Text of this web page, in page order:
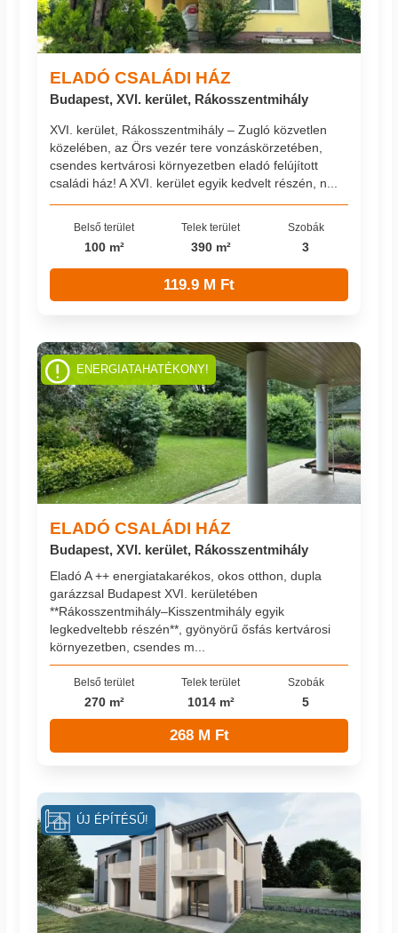
ELADÓ CSALÁDI HÁZ
Budapest, XVI. kerület, Rákosszentmihály
XVI. kerület, Rákosszentmihály – Zugló közvetlen
közelében, az Örs vezér tere vonzáskörzetében,
csendes kertvárosi környezetben eladó felújított
családi ház! A XVI. kerület egyik kedvelt részén, n...
Belső terület
100 m²
Telek terület
390 m²
Szobák
3
119.9 M Ft
ELADÓ CSALÁDI HÁZ
Budapest, XVI. kerület, Rákosszentmihály
Eladó A ++ energiatakarékos, okos otthon, dupla
garázzsal Budapest XVI. kerületében
**Rákosszentmihály–Kisszentmihály egyik
legkedveltebb részén**, gyönyörű ősfás kertvárosi
környezetben, csendes m...
Belső terület
270 m²
Telek terület
1014 m²
Szobák
5
268 M Ft
ENERGIATAHATÉKONY!
ÚJ ÉPÍTÉSŰ!